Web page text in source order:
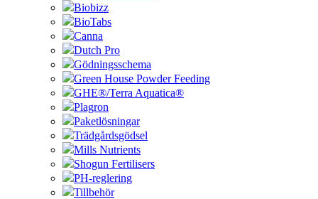
Biobizz
BioTabs
Canna
Dutch Pro
Gödningsschema
Green House Powder Feeding
GHE®/Terra Aquatica®
Plagron
Paketlösningar
Trädgårdsgödsel
Mills Nutrients
Shogun Fertilisers
PH-reglering
Tillbehör